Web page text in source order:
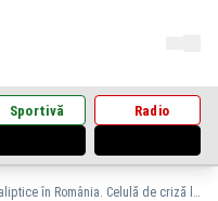
Sportivă Radio
Inundații apocaliptice în România. Celulă de criză la Ministerul Sănătății